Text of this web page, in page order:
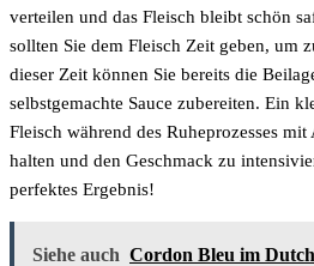
verteilen und das Fleisch bleibt schön
sollten Sie dem Fleisch Zeit geben, um
dieser Zeit können Sie bereits die
selbstgemachte Sauce zubereiten. Ein
Fleisch während des Ruheprozesses
halten und den Geschmack zu
perfektes Ergebnis!
Siehe auch Cordon Bleu im